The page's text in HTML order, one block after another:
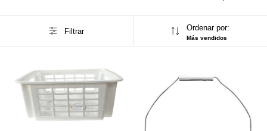
Filtrar Ordenar por:
Más vendidos